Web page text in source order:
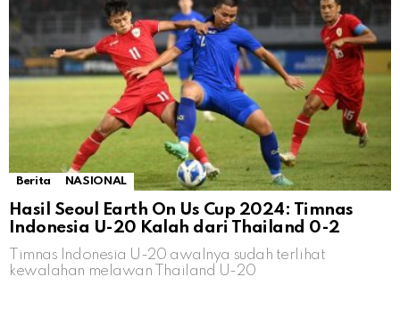
Berita NASIONAL
Hasil Seoul Earth On Us Cup 2024: Timnas
Indonesia U-20 Kalah dari Thailand 0-2
Timnas Indonesia U-20 awalnya sudah terlihat
kewalahan melawan Thailand U-20